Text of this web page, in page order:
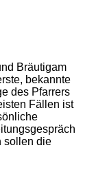
Bräutigam
bekannte
des Pfarrers
Fällen ist
sollen die